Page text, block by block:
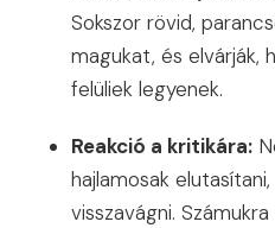
Sokszor rövid,
magukat, és elvárják,
felüliek legyenek.
Reakció a kritikára:
hajlamosak
visszavágni.